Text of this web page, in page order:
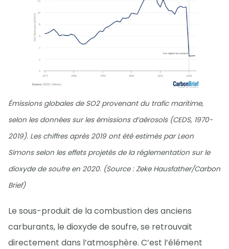
Émissions globales de SO2 provenant du trafic maritime,
selon les données sur les émissions d’aérosols (CEDS, 1970-
2019). Les chiffres après 2019 ont été estimés par Leon
Simons selon les effets projetés de la réglementation sur le
dioxyde de soufre en 2020. (Source : Zeke Hausfather/Carbon
Brief)
Le sous-produit de la combustion des anciens
carburants, le dioxyde de soufre, se retrouvait
directement dans l’atmosphère. C’est l’élément